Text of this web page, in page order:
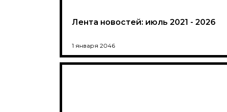
Лента новостей: июль 2021 - 2026
1 января 2046